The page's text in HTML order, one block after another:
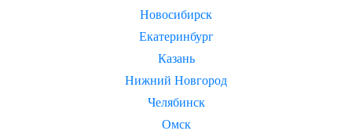
Новосибирск
Екатеринбург
Казань
Нижний Новгород
Челябинск
Омск